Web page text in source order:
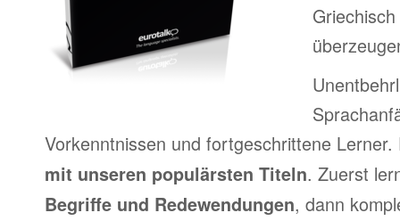
Vorkenntnissen und fortgeschrittene
mit unseren populärsten Titeln. Zuerst
Begriffe und Redewendungen, dann